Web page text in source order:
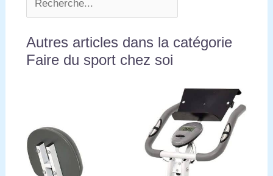
Autres articles dans la catégorie
Faire du sport chez soi